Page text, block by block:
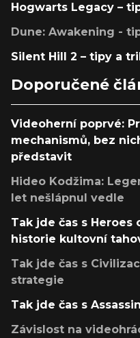
Hogwarts Legacy –
Dune: Awakening -
Silent Hill 2 – tipy a
Doporučené
Videoherní poprvé:
mechanismů, bez
představit
Hideo Kodžima:
let nešlápnul vedle
Tak jde čas s Heroes
historie kultovní
Tak jde čas s
strategie
Tak jde čas s
Závislost na